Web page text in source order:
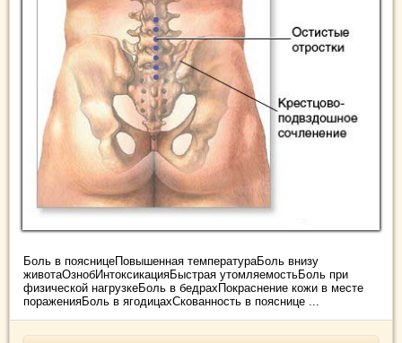
Боль в поясницеПовышенная температураБоль внизу
животаОзнобИнтоксикацияБыстрая утомляемостьБоль при
физической нагрузкеБоль в бедрахПокраснение кожи в месте
пораженияБоль в ягодицахСкованность в пояснице ...